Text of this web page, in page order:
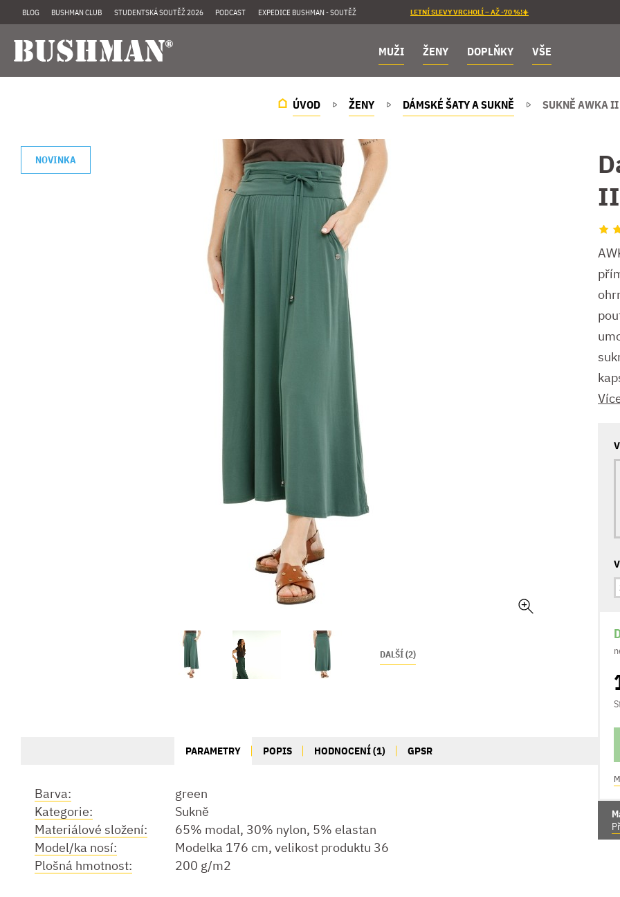
BLOG BUSHMAN CLUB STUDENTSKÁ SOUTĚŽ 2026 PODCAST EXPEDICE BUSHMAN - SOUTĚŽ LETNÍ SLEVY VRCHOLÍ – AŽ -70 %!☀️
MUŽI ŽENY DOPLŇKY VŠE
ÚVOD ŽENY DÁMSKÉ ŠATY A SUKNĚ SUKNĚ AWKA II
NOVINKA
DALŠÍ (2)
PARAMETRY POPIS HODNOCENÍ (1) GPSR
Barva:
green
Kategorie:
Sukně
Materiálové složení:
65% modal, 30% nylon, 5% elastan
Model/ka nosí:
Modelka 176 cm, velikost produktu 36
Plošná hmotnost:
200 g/m2